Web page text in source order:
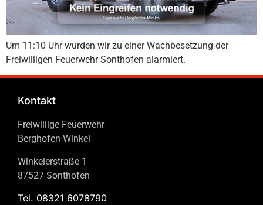
Um 11:10 Uhr wurden wir zu einer Wachbesetzung der
Freiwilligen Feuerwehr Sonthofen alarmiert.
Kontakt
Freiwillige Feuerwehr
Berghofen-Winkel
Winkelerstraße 1
87527 Sonthofen
Tel. 08321 6078790